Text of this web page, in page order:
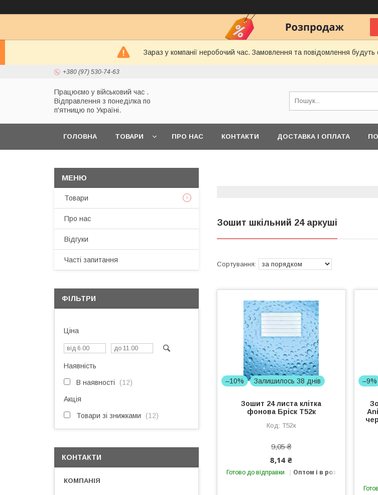
Зараз у компанії неробочий час. Замовлення та повідомлення
+380 (97) 530-74-63
Працюємо у військовий час .
Відправлення з понеділка по
п'ятницю по Україні.
ГОЛОВНА ТОВАРИ ПРО НАС КОНТАКТИ ДОСТАВКА І ОПЛАТА
Зошит шкільний 24 аркуші
–10% Залишилось 38 днів
Зошит 24 листа клітка
фонова Бріск Т52к
T52к
9,05 ₴
8,14 ₴
Готово до відправки Оптом і в роздріб
–9%
Товари
Про нас
Відгуки
Часті запитання
ФІЛЬТРИ
Ціна
Наявність
В наявності 12
Акція
Товари зі знижками 12
КОНТАКТИ